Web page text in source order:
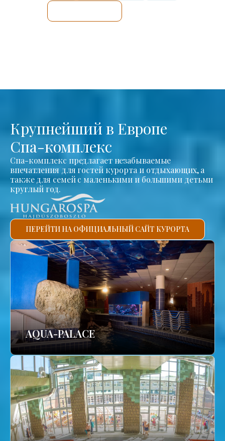
Крупнейший в Европе
Спа-комплекс
Спа-комплекс предлагает незабываемые
впечатления для гостей курорта и отдыхающих, а
также для семей с маленькими и большими детьми
круглый год.
ПЕРЕЙТИ НА ОФИЦИАЛЬНЫЙ САЙТ КУРОРТА
AQUA-PALACE